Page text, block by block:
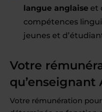
langue anglaise et
compétences
jeunes et
Votre
qu’enseignant
Votre rémunération